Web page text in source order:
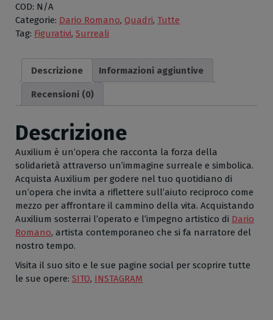
Romano,
Olio
acrilico
sanguigna
tela,
quantità
COD: N/A
Categorie: Dario Romano, Quadri, Tutte
Tag: Figurativi, Surreali
Descrizione Informazioni aggiuntive
Recensioni (0)
Descrizione
Auxilium è un’opera che racconta la forza della
solidarietà attraverso un’immagine surreale e simbolica.
Acquista Auxilium per godere nel tuo quotidiano di
un’opera che invita a riflettere sull’aiuto reciproco come
mezzo per affrontare il cammino della vita. Acquistando
Auxilium sosterrai l’operato e l’impegno artistico di Dario
Romano, artista contemporaneo che si fa narratore del
nostro tempo.
Visita il suo sito e le sue pagine social per scoprire tutte
le sue opere: SITO, INSTAGRAM